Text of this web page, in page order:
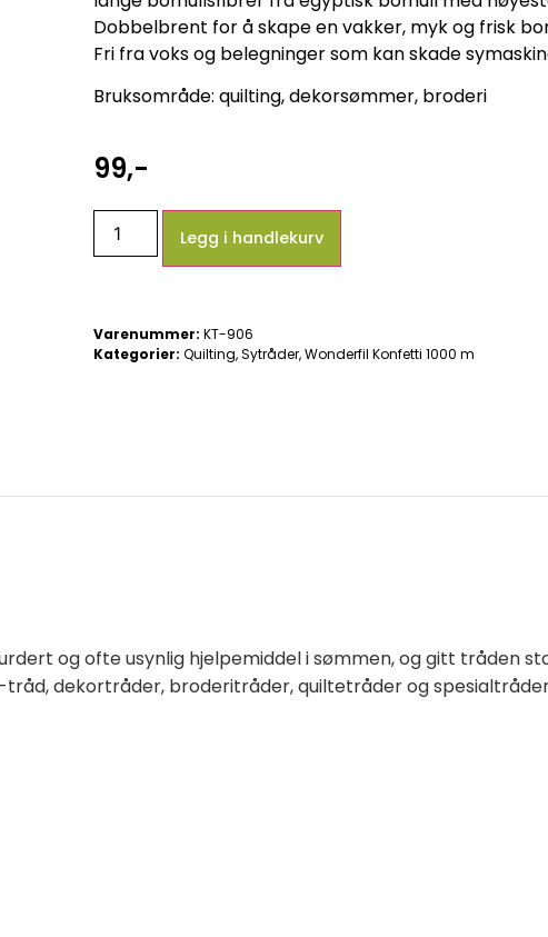
Dobbelbrent for å skape en vakker, myk og frisk
Fri fra voks og belegninger som kan skade
Bruksområde: quilting, dekorsømmer, broderi
99,-
Legg i handlekurv
Varenummer: KT-906
Kategorier: Quilting,Sytråder,Wonderfil Konfetti 1000 m
og ofte usynlig hjelpemiddel i sømmen, og gitt tråden
dekortråder, broderitråder, quiltetråder og